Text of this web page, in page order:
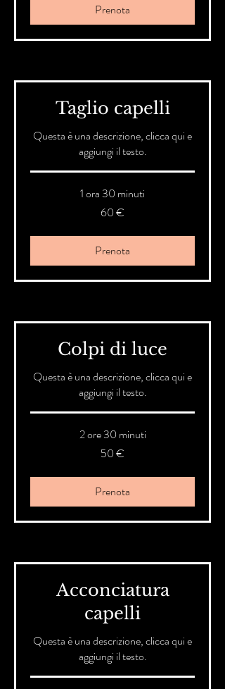
Prenota
Taglio capelli
Questa è una descrizione, clicca qui e
aggiungi il testo.
1 ora 30 minuti
60 €
Prenota
Colpi di luce
Questa è una descrizione, clicca qui e
aggiungi il testo.
2 ore 30 minuti
50 €
Prenota
Acconciatura
capelli
Questa è una descrizione, clicca qui e
aggiungi il testo.